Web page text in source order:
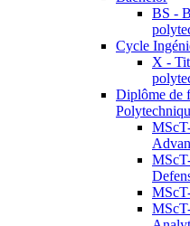
BS -
Cycle
X -
Diplôme de